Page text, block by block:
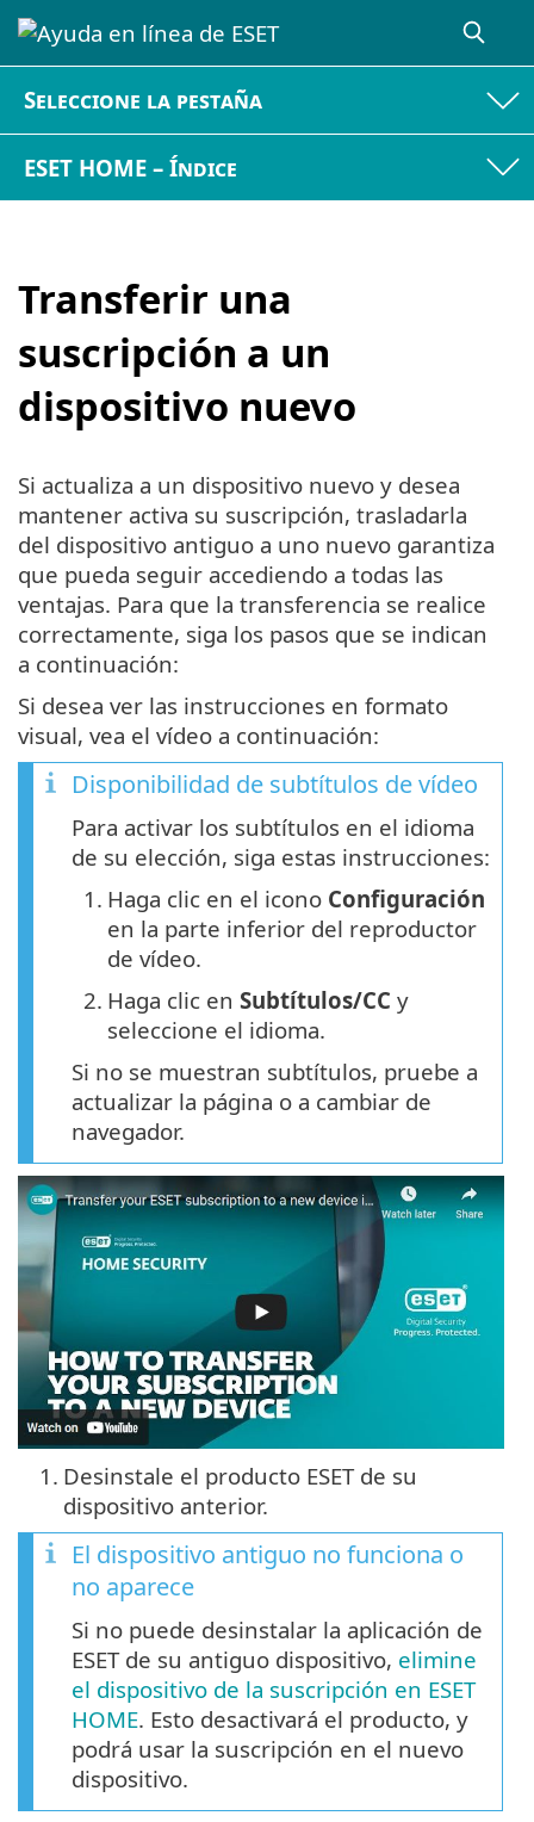
Seleccione la pestaña
ESET HOME – Índice
Transferir una
suscripción a un
dispositivo nuevo
Si actualiza a un dispositivo nuevo y desea
mantener activa su suscripción, trasladarla
del dispositivo antiguo a uno nuevo garantiza
que pueda seguir accediendo a todas las
ventajas. Para que la transferencia se realice
correctamente, siga los pasos que se indican
a continuación:
Si desea ver las instrucciones en formato
visual, vea el vídeo a continuación:
Disponibilidad de subtítulos de vídeo
Para activar los subtítulos en el idioma
de su elección, siga estas instrucciones:
1. Haga clic en el icono Configuración
en la parte inferior del reproductor
de vídeo.
2. Haga clic en Subtítulos/CC y
seleccione el idioma.
Si no se muestran subtítulos, pruebe a
actualizar la página o a cambiar de
navegador.
1. Desinstale el producto ESET de su
dispositivo anterior.
El dispositivo antiguo no funciona o
no aparece
Si no puede desinstalar la aplicación de
ESET de su antiguo dispositivo, elimine
el dispositivo de la suscripción en ESET
HOME. Esto desactivará el producto, y
podrá usar la suscripción en el nuevo
dispositivo.